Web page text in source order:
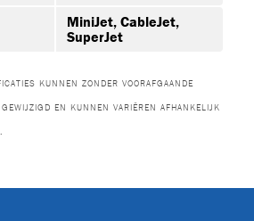
MiniJet, CableJet,
SuperJet
KUNNEN ZONDER VOORAFGAANDE
EN KUNNEN VARIËREN AFHANKELIJK